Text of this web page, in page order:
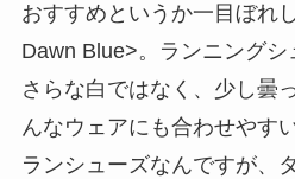
おすすめというか一目ぼれ
Dawn Blue>。ランニング
さらな白ではなく、少し曇
んなウェアにも合わせやす
ランシューズなんですが、